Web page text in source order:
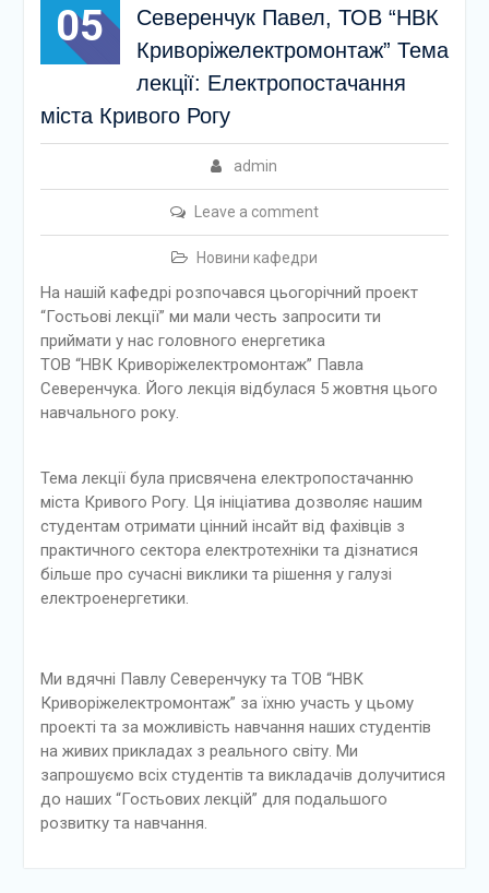
05
Северенчук Павел, ТОВ “НВК
Криворіжелектромонтаж” Тема
лекції: Електропостачання
міста Кривого Рогу
admin
Leave a comment
Новини кафедри
На нашій кафедрі розпочався цьогорічний проект
“Гостьові лекції” ми мали честь запросити ти
приймати у нас головного енергетика
ТОВ “НВК Криворіжелектромонтаж” Павла
Северенчука. Його лекція відбулася 5 жовтня цього
навчального року.
Тема лекції була присвячена електропостачанню
міста Кривого Рогу. Ця ініціатива дозволяє нашим
студентам отримати цінний інсайт від фахівців з
практичного сектора електротехніки та дізнатися
більше про сучасні виклики та рішення у галузі
електроенергетики.
Ми вдячні Павлу Северенчуку та ТОВ “НВК
Криворіжелектромонтаж” за їхню участь у цьому
проекті та за можливість навчання наших студентів
на живих прикладах з реального світу. Ми
запрошуємо всіх студентів та викладачів долучитися
до наших “Гостьових лекцій” для подальшого
розвитку та навчання.